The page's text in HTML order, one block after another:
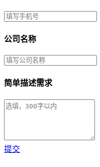
公司名称
简单描述需求
提交